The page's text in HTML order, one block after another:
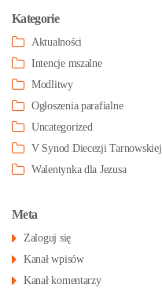
Kategorie
Aktualności
Intencje mszalne
Modlitwy
Ogłoszenia parafialne
Uncategorized
V Synod Diecezji Tarnowskiej
Walentynka dla Jezusa
Meta
Zaloguj się
Kanał wpisów
Kanał komentarzy